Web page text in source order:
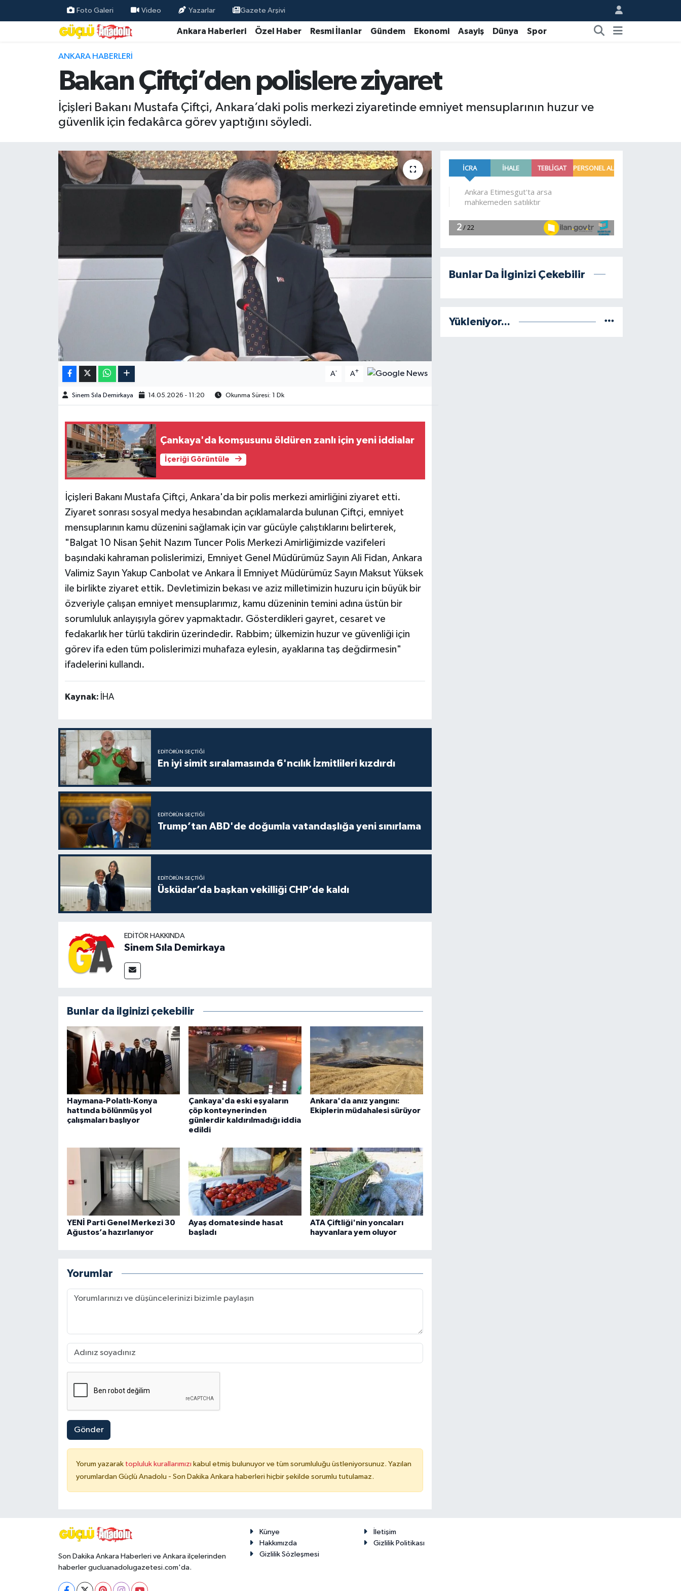
Foto Galeri Video Yazarlar Gazete Arşivi
Ankara Haberleri Özel Haber Resmi İlanlar Gündem Ekonomi Asayiş Dünya Spor
ANKARA HABERLERI
Bakan Çiftçi’den polislere ziyaret
İçişleri Bakanı Mustafa Çiftçi, Ankara’daki polis merkezi ziyaretinde emniyet mensuplarının huzur ve
güvenlik için fedakârca görev yaptığını söyledi.
A- A+
Sinem Sıla Demirkaya 14.05.2026 - 11:20 Okunma Süresi: 1 Dk
Çankaya'da komşusunu öldüren zanlı için yeni iddialar
İçeriği Görüntüle
İçişleri Bakanı Mustafa Çiftçi, Ankara'da bir polis merkezi amirliğini ziyaret etti.
Ziyaret sonrası sosyal medya hesabından açıklamalarda bulunan Çiftçi, emniyet
mensuplarının kamu düzenini sağlamak için var gücüyle çalıştıklarını belirterek,
"Balgat 10 Nisan Şehit Nazım Tuncer Polis Merkezi Amirliğimizde vazifeleri
başındaki kahraman polislerimizi, Emniyet Genel Müdürümüz Sayın Ali Fidan, Ankara
Valimiz Sayın Yakup Canbolat ve Ankara İl Emniyet Müdürümüz Sayın Maksut Yüksek
ile birlikte ziyaret ettik. Devletimizin bekası ve aziz milletimizin huzuru için büyük bir
özveriyle çalışan emniyet mensuplarımız, kamu düzeninin temini adına üstün bir
sorumluluk anlayışıyla görev yapmaktadır. Gösterdikleri gayret, cesaret ve
fedakarlık her türlü takdirin üzerindedir. Rabbim; ülkemizin huzur ve güvenliği için
görev ifa eden tüm polislerimizi muhafaza eylesin, ayaklarına taş değdirmesin"
ifadelerini kullandı.
Kaynak: İHA
EDITÖRÜN SEÇTIĞI
En iyi simit sıralamasında 6'ncılık İzmitlileri kızdırdı
EDITÖRÜN SEÇTIĞI
Trump’tan ABD'de doğumla vatandaşlığa yeni sınırlama
EDITÖRÜN SEÇTIĞI
Üsküdar’da başkan vekilliği CHP’de kaldı
EDITÖR HAKKINDA
Sinem Sıla Demirkaya
Bunlar da ilginizi çekebilir
Haymana-Polatlı-Konya
hattında bölünmüş yol
çalışmaları başlıyor
Çankaya'da eski eşyaların
çöp konteynerinden
günlerdir kaldırılmadığı iddia
edildi
Ankara'da anız yangını:
Ekiplerin müdahalesi sürüyor
YENİ Parti Genel Merkezi 30
Ağustos’a hazırlanıyor
Ayaş domatesinde hasat
başladı
ATA Çiftliği'nin yoncaları
hayvanlara yem oluyor
Yorumlar
Gönder
Yorum yazarak topluluk kurallarımızı kabul etmiş bulunuyor ve tüm sorumluluğu üstleniyorsunuz. Yazılan
yorumlardan Güçlü Anadolu - Son Dakika Ankara haberleri hiçbir şekilde sorumlu tutulamaz.
Bunlar Da İlginizi Çekebilir
Yükleniyor...
Son Dakika Ankara Haberleri ve Ankara ilçelerinden
haberler gucluanadolugazetesi.com'da.
Künye
İletişim
Hakkımızda
Gizlilik Politikası
Gizlilik Sözleşmesi
Özel Haber
Resmi İlanlar
Hava Durumu
Kim kimdir?
Kültür Sanat
Televizyon
Yaşam-Çevre